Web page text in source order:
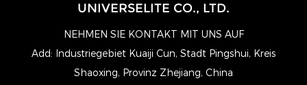
UNIVERSELITE CO., LTD.
NEHMEN SIE KONTAKT MIT UNS AUF
Add: Industriegebiet Kuaiji Cun, Stadt Pingshui, Kreis
Shaoxing, Provinz Zhejiang, China